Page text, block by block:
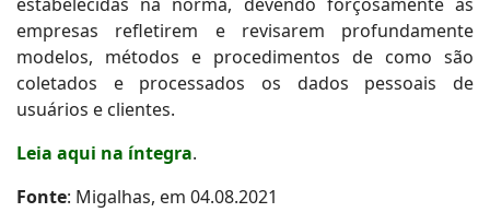
empresas refletirem e revisarem profundamente
modelos, métodos e procedimentos de como são
coletados e processados os dados pessoais de
usuários e clientes.
Leia aqui na íntegra.
Fonte: Migalhas, em 04.08.2021